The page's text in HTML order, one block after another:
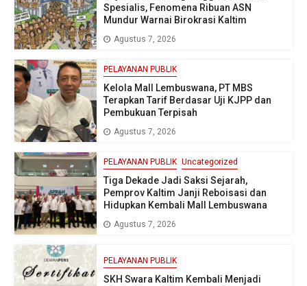
Spesialis, Fenomena Ribuan ASN
Mundur Warnai Birokrasi Kaltim
Agustus 7, 2026
PELAYANAN PUBLIK
Kelola Mall Lembuswana, PT MBS
Terapkan Tarif Berdasar Uji KJPP dan
Pembukuan Terpisah
Agustus 7, 2026
PELAYANAN PUBLIK Uncategorized
Tiga Dekade Jadi Saksi Sejarah,
Pemprov Kaltim Janji Reboisasi dan
Hidupkan Kembali Mall Lembuswana
Agustus 7, 2026
PELAYANAN PUBLIK
SKH Swara Kaltim Kembali Menjadi